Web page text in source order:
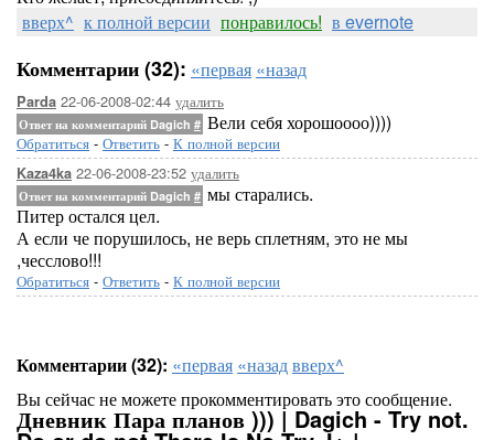
вверх^ к полной версии понравилось! в evernote
Комментарии (32): «первая «назад
Parda 22-06-2008-02:44 удалить
Ответ на комментарий Dagich # Вели себя хорошоооо))))
Обратиться - Ответить - К полной версии
Kaza4ka 22-06-2008-23:52 удалить
Ответ на комментарий Dagich # мы старались.
Питер остался цел.
А если че порушилось, не верь сплетням, это не мы
,чесслово!!!
Обратиться - Ответить - К полной версии
Комментарии (32): «первая «назадвверх^
Вы сейчас не можете прокомментировать это сообщение.
Дневник Пара планов ))) | Dagich - Try not.